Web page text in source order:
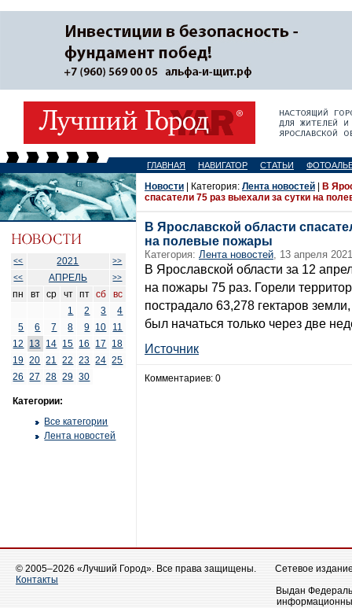
ГЛАВНАЯ НАВИГАТОР СТАТЬИ
<< 2021
>>
<<
АПРЕЛЬ >>
пн вт ср чт пт сб
вс
1
2 3
4
5
6 7 8 9 10
11
12
13 14 15 16 17
18
19 20 21 22 23 24 25
26
27 28 29 30
Категории:
Все категории
Лента новостей
Новости | Категория: Лента новостей
В
спасатели 75 раз выехали за сутки на
В Ярославской области
на полевые пожары
Категория: Лента новостей, 13 апреля
В Ярославской области за 12
на пожары 75 раз. Горели
пострадало 63,278 гектаров
был начаться только через две
Источник
Комментариев: 0
© 2005–2026 «Лучший Город». Все права защищены.
Контакты
Сетевое
Выдан